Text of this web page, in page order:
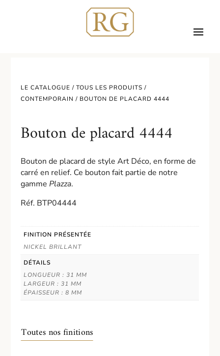
LE CATALOGUE /TOUS LES PRODUITS /
CONTEMPORAIN / BOUTON DE PLACARD 4444
Bouton de placard 4444
Bouton de placard de style Art Déco, en forme de
carré en relief. Ce bouton fait partie de notre
gammePlazza.
Réf. BTP04444
FINITION PRÉSENTÉE
NICKEL BRILLANT
DÉTAILS
LONGUEUR : 31 MM
LARGEUR : 31 MM
ÉPAISSEUR : 8 MM
Toutes nos finitions